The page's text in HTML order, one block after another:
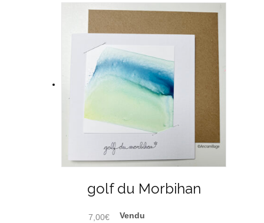
golf du Morbihan
7,00€